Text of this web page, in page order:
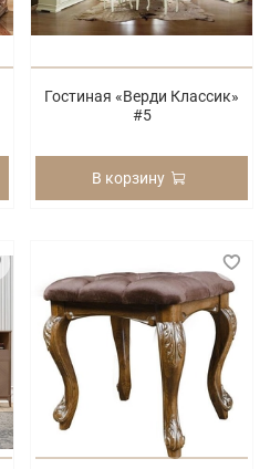
Гостиная «Верди Классик»
#5
В корзину